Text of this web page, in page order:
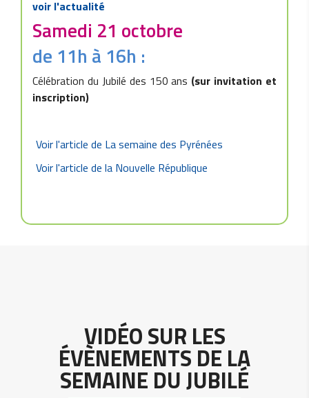
voir l'actualité
Samedi 21 octobre
de 11h à 16h :
Célébration du Jubilé des 150 ans (sur invitation et
inscription)
Voir l'article de La semaine des Pyrénées
Voir l'article de la Nouvelle République
VIDÉO SUR LES
ÉVÈNEMENTS DE LA
SEMAINE DU JUBILÉ